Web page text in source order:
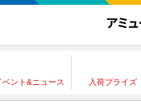
ベント&ニュース 入荷プライズ